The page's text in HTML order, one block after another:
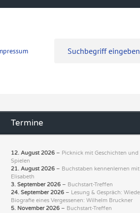
Termine
12. August 2026 – Picknick mit Geschichten und
Spielen
21. August 2026 – Buchstaben kennenlernen mit
Elisabeth
3. September 2026 – Buchstart-Treffen
24. September 2026 – Lesung & Gespräch:
Biografie eines Vergessenen: Wilhelm Bruckner
5. November 2026 – Buchstart-Treffen